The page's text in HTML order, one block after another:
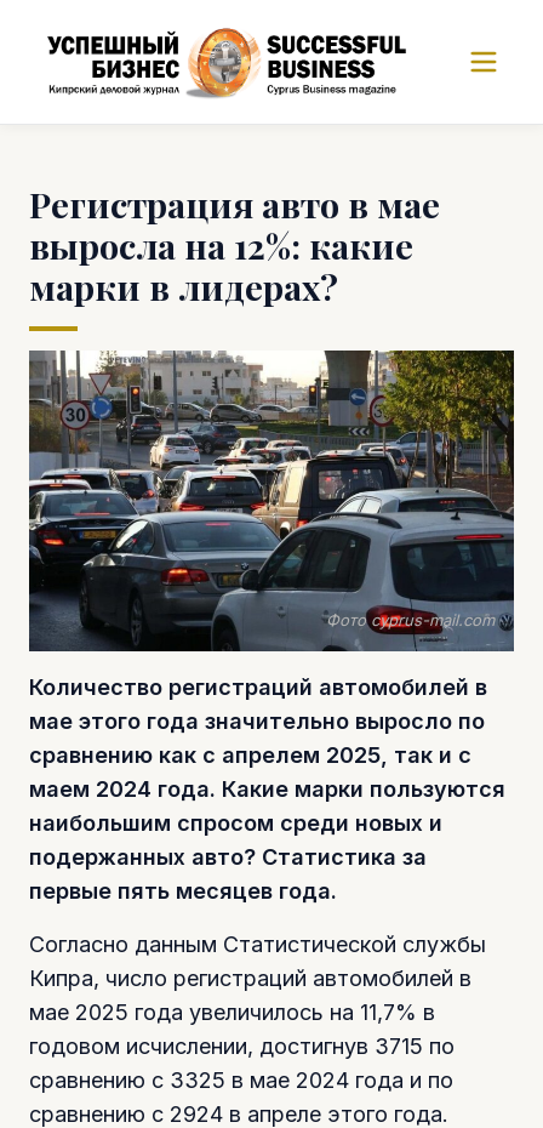
Регистрация авто в мае
выросла на 12%: какие
марки в лидерах?
Фото cyprus-mail.com
Количество регистраций автомобилей в
мае этого года значительно выросло по
сравнению как с апрелем 2025, так и с
маем 2024 года. Какие марки пользуются
наибольшим спросом среди новых и
подержанных авто? Статистика за
первые пять месяцев года.
Согласно данным Статистической службы
Кипра, число регистраций автомобилей в
мае 2025 года увеличилось на 11,7% в
годовом исчислении, достигнув 3715 по
сравнению с 3325 в мае 2024 года и по
сравнению с 2924 в апреле этого года.